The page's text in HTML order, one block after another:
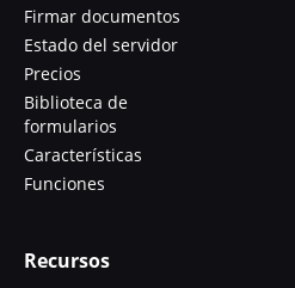
Firmar documentos
Estado del servidor
Precios
Biblioteca de
formularios
Características
Funciones
Recursos